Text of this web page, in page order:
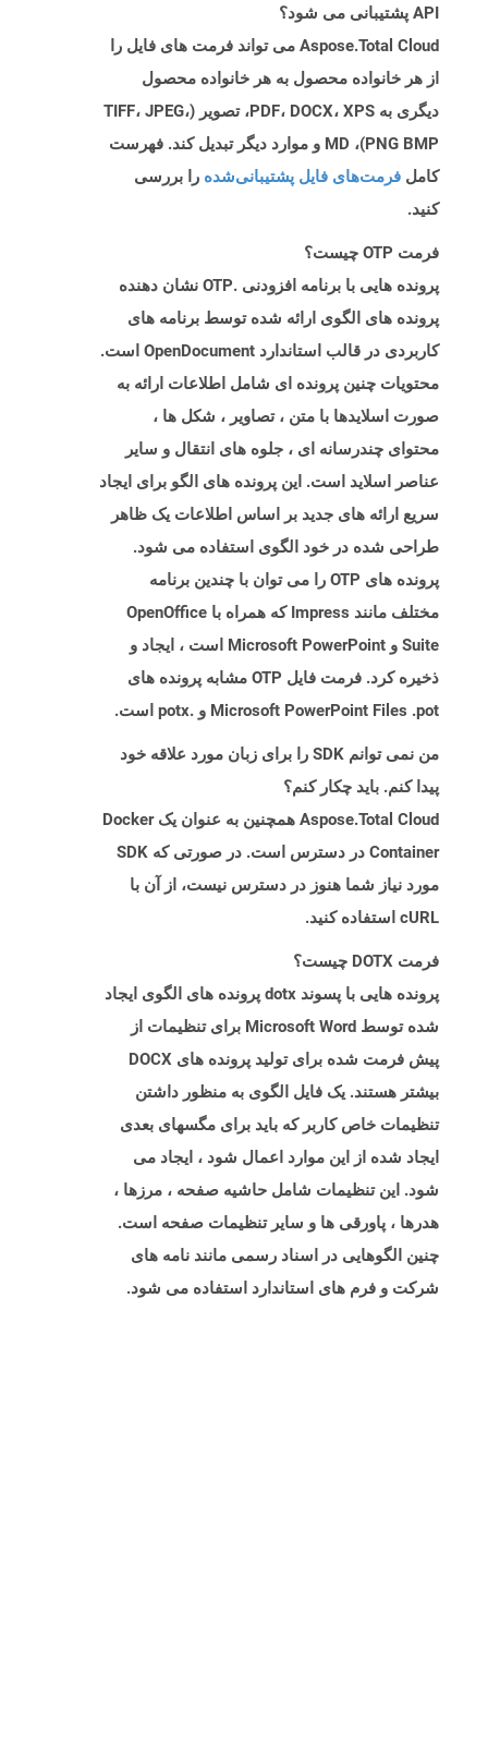
API پشتیبانی می شود؟
Aspose.Total Cloud می تواند فرمت های فایل را
از هر خانواده محصول به هر خانواده محصول
دیگری به PDF، DOCX، XPS، تصویر (TIFF، JPEG،
PNG BMP)، MD و موارد دیگر تبدیل کند. فهرست
کامل فرمت‌های فایل پشتیبانی‌شده را بررسی
کنید.
فرمت OTP چیست؟
پرونده هایی با برنامه افزودنی .OTP نشان دهنده
پرونده های الگوی ارائه شده توسط برنامه های
کاربردی در قالب استاندارد OpenDocument است.
محتویات چنین پرونده ای شامل اطلاعات ارائه به
صورت اسلایدها با متن ، تصاویر ، شکل ها ،
محتوای چندرسانه ای ، جلوه های انتقال و سایر
عناصر اسلاید است. این پرونده های الگو برای ایجاد
سریع ارائه های جدید بر اساس اطلاعات یک ظاهر
طراحی شده در خود الگوی استفاده می شود.
پرونده های OTP را می توان با چندین برنامه
مختلف مانند Impress که همراه با OpenOffice
Suite و Microsoft PowerPoint است ، ایجاد و
ذخیره کرد. فرمت فایل OTP مشابه پرونده های
Microsoft PowerPoint Files .pot و .potx است.
من نمی توانم SDK را برای زبان مورد علاقه خود
پیدا کنم. باید چکار کنم؟
Aspose.Total Cloud همچنین به عنوان یک Docker
Container در دسترس است. در صورتی که SDK
مورد نیاز شما هنوز در دسترس نیست، از آن با
cURL استفاده کنید.
فرمت DOTX چیست؟
پرونده هایی با پسوند dotx پرونده های الگوی ایجاد
شده توسط Microsoft Word برای تنظیمات از
پیش فرمت شده برای تولید پرونده های DOCX
بیشتر هستند. یک فایل الگوی به منظور داشتن
تنظیمات خاص کاربر که باید برای مگسهای بعدی
ایجاد شده از این موارد اعمال شود ، ایجاد می
شود. این تنظیمات شامل حاشیه صفحه ، مرزها ،
هدرها ، پاورقی ها و سایر تنظیمات صفحه است.
چنین الگوهایی در اسناد رسمی مانند نامه های
شرکت و فرم های استاندارد استفاده می شود.